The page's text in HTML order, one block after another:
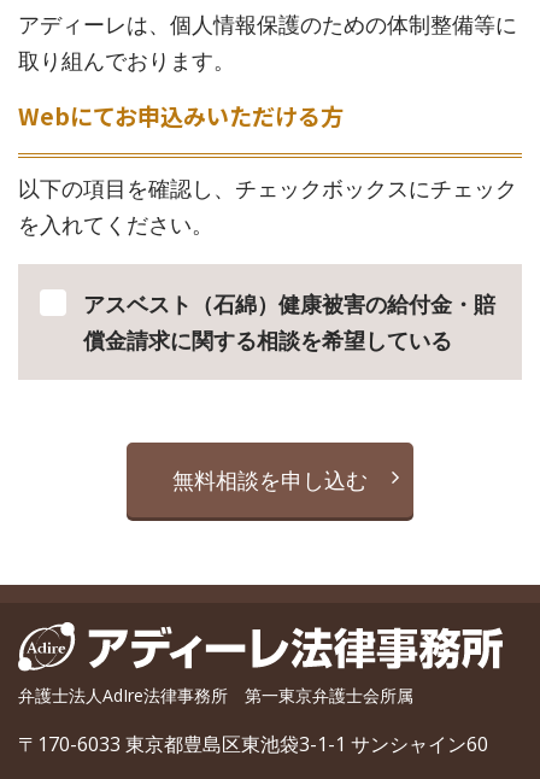
アディーレは、個人情報保護のための体制整備等に
取り組んでおります。
Webにてお申込みいただける方
以下の項目を確認し、チェックボックスにチェック
を入れてください。
アスベスト（石綿）健康被害の給付金・賠
償金請求に関する相談を希望している
無料相談を申し込む
弁護士法人AdIre法律事務所 第一東京弁護士会所属
〒170-6033 東京都豊島区東池袋3-1-1 サンシャイン60